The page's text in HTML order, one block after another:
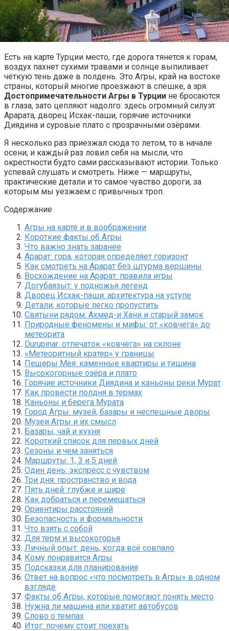
Есть на карте Турции место, где дорога тянется к горам,
воздух пахнет сухими травами и солнце выпиливает
чёткую тень даже в полдень. Это Агры, край на востоке
страны, который многие проезжают в спешке, а зря.
Достопримечательности Агры в Турции не бросаются
в глаза, зато цепляют надолго: здесь огромный силуэт
Арарата, дворец Исхак-паши, горячие источники
Диядина и суровые плато с прозрачными озёрами.
Я несколько раз приезжал сюда то летом, то в начале
осени, и каждый раз ловил себя на мысли, что
окрестности будто сами рассказывают истории. Только
успевай слушать и смотреть. Ниже — маршруты,
практические детали и то самое чувство дороги, за
которым мы уезжаем с привычных троп.
Содержание
Агры на карте и в воображении
Короткие факты об Агры
Что важно знать заранее
Арарат: гора, которая определяет горизонт
Как смотреть на Арарат без штурма вершины
Восхождение на Арарат: правила игры
Догубаязыт: у подножья легенд
Дворец Исхак-паши: архитектура на уступе
Детали, которые легко пропустить
Святыни рядом: Ахмед-и Хани и старый замок
Природные феномены и мифы: от «ковчега» до
метеорита
Durupınar: отпечаток «ковчега» на склоне
«Метеоритный кратер» у границы
Пещеры Мея: каменные квартиры и тишина
Высокогорные озёра и плато
Горячие источники Диядина и каньоны реки Мурат
Как провести полдня в термах
Каньоны и берега Мурата
Город Агры: музей, базары и неспешные дворы
Музеи Агры и их смысл
Базары, чай и кухня
Короткий список для первых дней
Сезоны и чем заняться
Маршруты: 1, 3 и 5 дней
Один день: экспресс с чувством
Три дня: пространство и вода
Пять дней: глубже и шире
Как добраться и перемещаться
Ориентиры расстояний
Безопасность и формальности
Что взять с собой
Для терм и высокогорья
Личный опыт: день, когда всё совпало
Кому понравится Агры
Подсказки для планирования
Ответ на вопрос «что посмотреть в Агры» в одном
взгляде
Факты об Агры, которые помогают понять место
Нужна ли машина или хватит автобусов
Слово о темпах
Итог: почему стоит поехать